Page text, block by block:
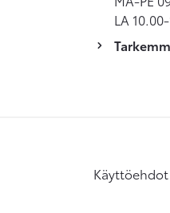
LA
Käyttöehdot